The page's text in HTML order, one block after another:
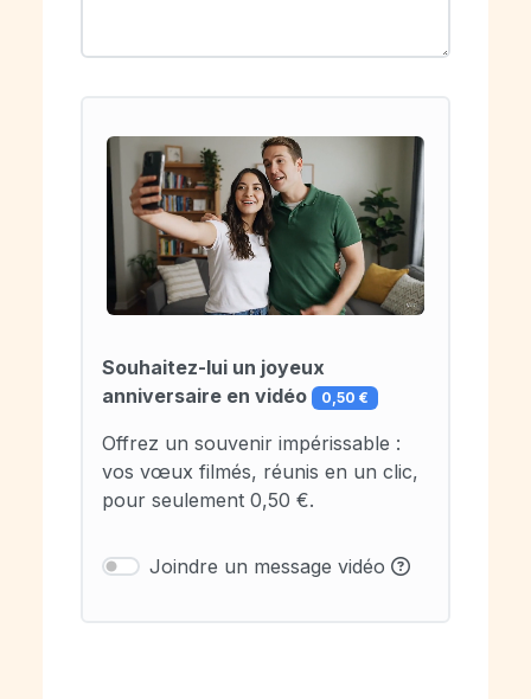
Souhaitez-lui un joyeux
anniversaire en vidéo
0,50 €
Offrez un souvenir impérissable :
vos vœux filmés, réunis en un clic,
pour seulement 0,50 €.
Joindre un message vidéo